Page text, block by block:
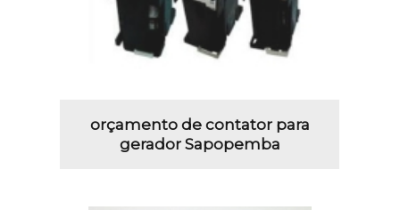
orçamento de contator para
gerador Sapopemba